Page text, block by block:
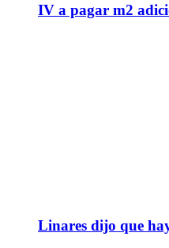
IV a pagar m2
Linares dijo que